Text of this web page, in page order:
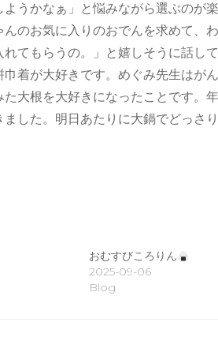
うかなぁ」と悩みながら選ぶのが
のお気に入りのおでんを求めて
れてもらうの。」と嬉しそうに話
着が大好きです。めぐみ先生はが
大根を大好きになったことです。
した。明日あたりに大鍋でどっさ
おむすびころりん
2025-09-06
Blog